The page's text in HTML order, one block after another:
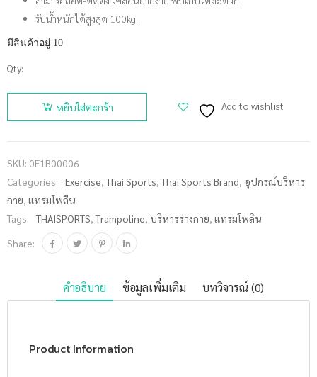
รับน้ำหนักได้สูงสุด 100kg.
มีสินค้าอยู่ 10
Qty:
จำนวน
THAISPORTS
แทรมโพลิน
ชิ้น
หยิบใส่ตะกร้า Add to wishlist
SKU: 0E1B00006
Categories:
Exercise,Thai Sports,Thai Sports Brand, อุปกรณ์บริหาร
กาย, แทรมโพลีน
Tags:
THAISPORTS,Trampoline, บริหารร่างกาย, แทรมโพลิน
Share:
คำอธิบาย ข้อมูลเพิ่มเติม บทวิจารณ์ (0)
Product Information